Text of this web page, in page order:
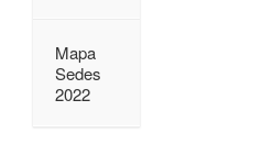
Mapa
Sedes
2022